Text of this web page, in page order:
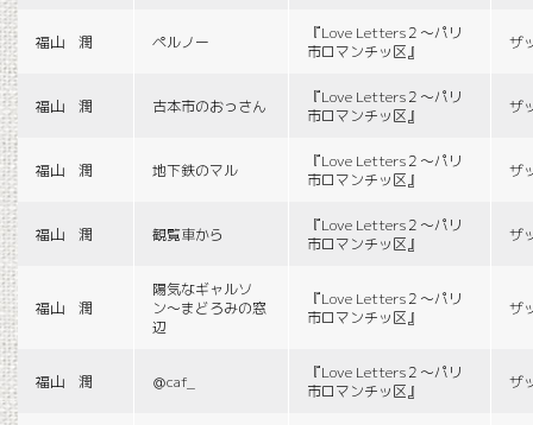
福山 潤 ペルノー
『Love Letters２〜パリ
市ロマンチッ区』
ザ
福山 潤 古本市のおっさん
『Love Letters２〜パリ
市ロマンチッ区』
ザ
福山 潤 地下鉄のマル
『Love Letters２〜パリ
市ロマンチッ区』
ザ
福山 潤 観覧車から
『Love Letters２〜パリ
市ロマンチッ区』
ザ
福山 潤
陽気なギャルソ
ン〜まどろみの窓
辺
『Love Letters２〜パリ
市ロマンチッ区』
ザ
福山 潤 ＠caf_
『Love Letters２〜パリ
市ロマンチッ区』
ザ